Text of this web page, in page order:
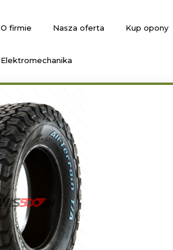
O firmie Nasza oferta Kup opony
Elektromechanika